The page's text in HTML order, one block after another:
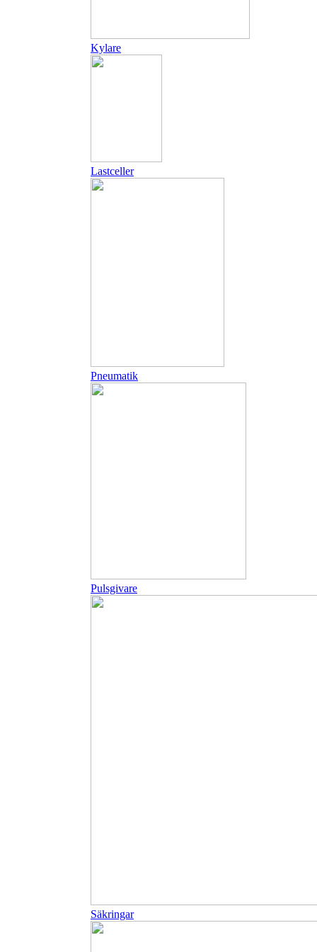
Kylare
Lastceller
Pneumatik
Pulsgivare
Säkringar